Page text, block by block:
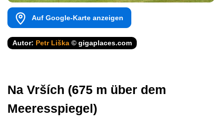
Auf Google-Karte anzeigen
Autor: Petr Liška © gigaplaces.com
Na Vrších (675 m über dem
Meeresspiegel)